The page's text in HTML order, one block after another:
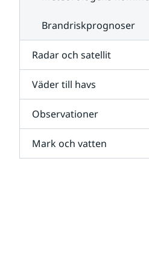
Brandriskprognoser
Radar och satellit
Väder till havs
Observationer
Mark och vatten